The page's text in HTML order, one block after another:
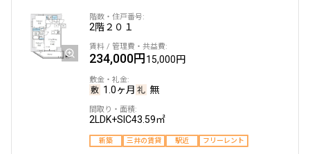
2階２０１
234,000円15,000円
1.0ヶ月 無
2LDK+SIC43.59㎡
新築 三井の賃貸 駅近 フリーレント